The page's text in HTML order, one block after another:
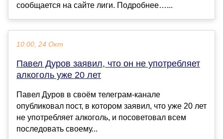
сообщается на сайте лиги. Подробнее…...
10:00, 24 Окт
Павел Дуров заявил, что он не употребляет
алкоголь уже 20 лет
Павел Дуров в своём телеграм-канале
опубликовал пост, в котором заявил, что уже 20 лет
не употребляет алкоголь, и посоветовал всем
последовать своему...